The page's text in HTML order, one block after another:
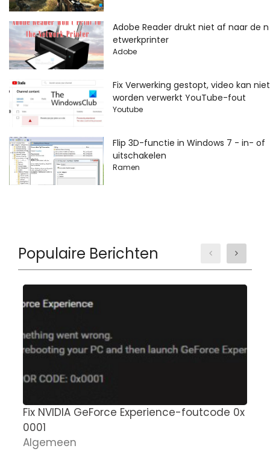
Adobe Reader drukt niet af naar de n
etwerkprinter
Adobe
Fix Verwerking gestopt, video kan niet
worden verwerkt YouTube-fout
Youtube
Flip 3D-functie in Windows 7 - in- of
uitschakelen
Ramen
Populaire Berichten
Fix NVIDIA GeForce Experience-foutcode 0x
0001
Algemeen